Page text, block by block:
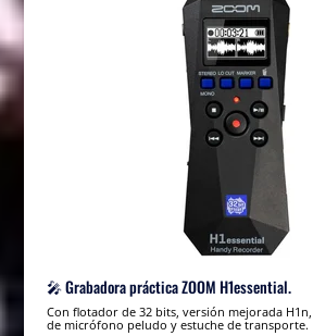
🎤 Grabadora práctica ZOOM H1essential.
Con flotador de 32 bits, versión mejorada
de micrófono peludo y estuche de transporte.